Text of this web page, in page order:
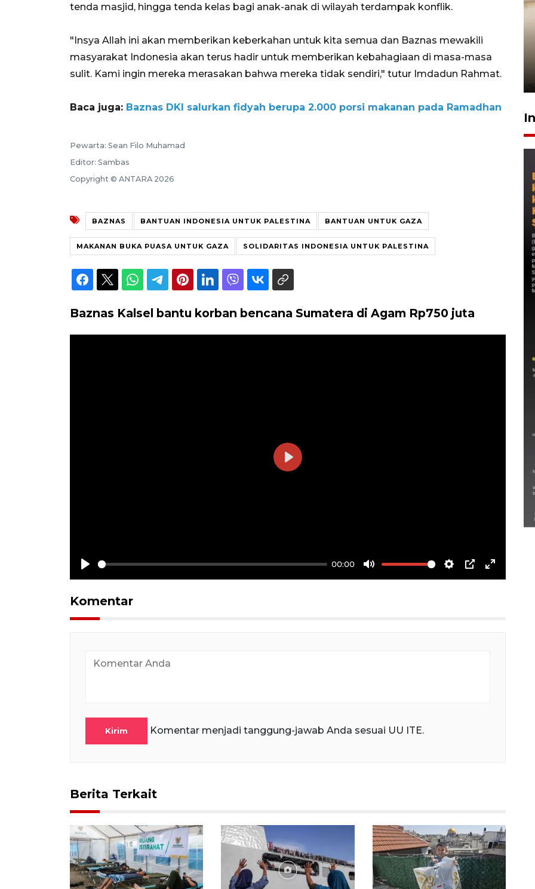
tenda masjid, hingga tenda kelas bagi anak-anak di wilayah terdampak konflik.
"Insya Allah ini akan memberikan keberkahan untuk kita semua dan Baznas mewakili
masyarakat Indonesia akan terus hadir untuk memberikan kebahagiaan di masa-masa
sulit. Kami ingin mereka merasakan bahwa mereka tidak sendiri," tutur Imdadun Rahmat.
Baca juga: Baznas DKI salurkan fidyah berupa 2.000 porsi makanan pada Ramadhan
Pewarta: Sean Filo Muhamad
Editor: Sambas
Copyright © ANTARA 2026
BAZNAS BANTUAN INDONESIA UNTUK PALESTINA BANTUAN UNTUK GAZA
MAKANAN BUKA PUASA UNTUK GAZA SOLIDARITAS INDONESIA UNTUK PALESTINA
Baznas Kalsel bantu korban bencana Sumatera di Agam Rp750 juta
Play
00:00
Mute Settings
PIP Enter
Play
Komentar
Kirim Komentar menjadi tanggung-jawab Anda sesuai UU ITE.
Berita Terkait
Gabung Persebaya, striker
timnas Ramadhan Sananta
kembali asah naluri
9 Juli 2026